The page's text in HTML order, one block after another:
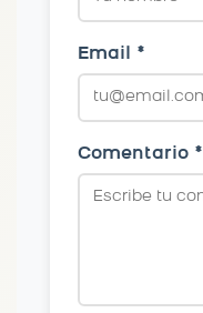
Email *
Comentario *